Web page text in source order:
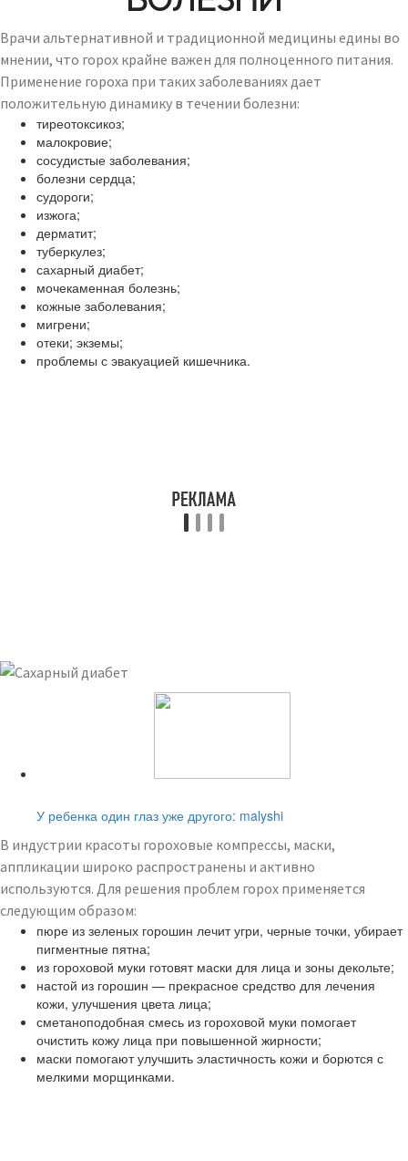
Врачи альтернативной и традиционной медицины едины во
мнении, что горох крайне важен для полноценного питания.
Применение гороха при таких заболеваниях дает
положительную динамику в течении болезни:
тиреотоксикоз;
малокровие;
сосудистые заболевания;
болезни сердца;
судороги;
изжога;
дерматит;
туберкулез;
сахарный диабет;
мочекаменная болезнь;
кожные заболевания;
мигрени;
отеки; экземы;
проблемы с эвакуацией кишечника.
У ребенка один глаз уже другого: malyshi
В индустрии красоты гороховые компрессы, маски,
аппликации широко распространены и активно
используются. Для решения проблем горох применяется
следующим образом:
пюре из зеленых горошин лечит угри, черные точки, убирает
пигментные пятна;
из гороховой муки готовят маски для лица и зоны декольте;
настой из горошин — прекрасное средство для лечения
кожи, улучшения цвета лица;
сметаноподобная смесь из гороховой муки помогает
очистить кожу лица при повышенной жирности;
маски помогают улучшить эластичность кожи и борются с
мелкими морщинками.